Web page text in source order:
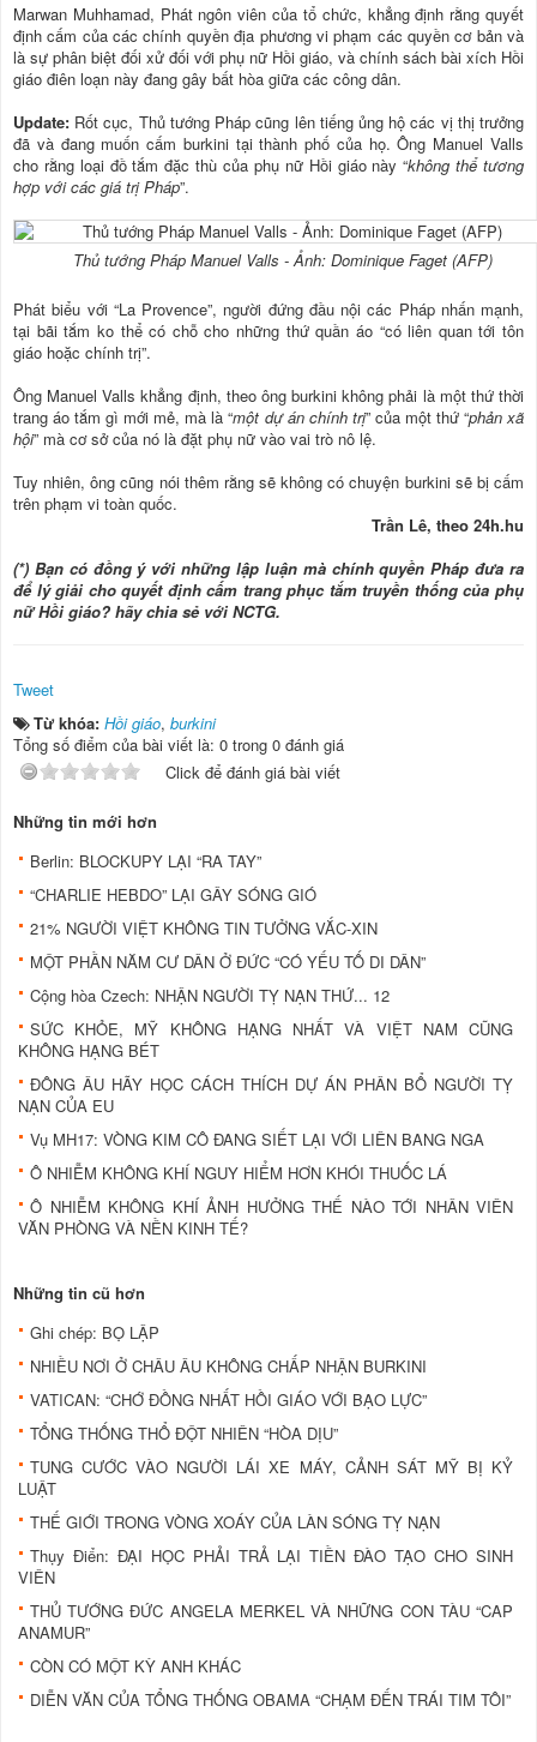
Marwan Muhhamad, Phát ngôn viên của tổ chức, khẳng định rằng quyết
định cấm của các chính quyền địa phương vi phạm các quyền cơ bản và
là sự phân biệt đối xử đối với phụ nữ Hồi giáo, và chính sách bài xích Hồi
giáo điên loạn này đang gây bất hòa giữa các công dân.
Update: Rốt cục, Thủ tướng Pháp cũng lên tiếng ủng hộ các vị thị trưởng
đã và đang muốn cấm burkini tại thành phố của họ. Ông Manuel Valls
cho rằng loại đồ tắm đặc thù của phụ nữ Hồi giáo này “không thể tương
hợp với các giá trị Pháp”.
Thủ tướng Pháp Manuel Valls - Ảnh: Dominique Faget (AFP)
Phát biểu với “La Provence”, người đứng đầu nội các Pháp nhấn mạnh,
tại bãi tắm ko thể có chỗ cho những thứ quần áo “có liên quan tới tôn
giáo hoặc chính trị”.
Ông Manuel Valls khẳng định, theo ông burkini không phải là một thứ thời
trang áo tắm gì mới mẻ, mà là “một dự án chính trị” của một thứ “phản xã
hội” mà cơ sở của nó là đặt phụ nữ vào vai trò nô lệ.
Tuy nhiên, ông cũng nói thêm rằng sẽ không có chuyện burkini sẽ bị cấm
trên phạm vi toàn quốc.
Trần Lê, theo 24h.hu
(*) Bạn có đồng ý với những lập luận mà chính quyền Pháp đưa ra
để lý giải cho quyết định cấm trang phục tắm truyền thống của phụ
nữ Hồi giáo? hãy chia sẻ với NCTG.
Tweet
Từ khóa: Hồi giáo, burkini
Tổng số điểm của bài viết là: 0 trong 0 đánh giá
Click để đánh giá bài viết
Những tin mới hơn
Berlin: BLOCKUPY LẠI “RA TAY”
“CHARLIE HEBDO” LẠI GÂY SÓNG GIÓ
21% NGƯỜI VIỆT KHÔNG TIN TƯỞNG VẮC-XIN
MỘT PHẦN NĂM CƯ DÂN Ở ĐỨC “CÓ YẾU TỐ DI DÂN”
Cộng hòa Czech: NHẬN NGƯỜI TỴ NẠN THỨ... 12
SỨC KHỎE, MỸ KHÔNG HẠNG NHẤT VÀ VIỆT NAM CŨNG
KHÔNG HẠNG BÉT
ĐÔNG ÂU HÃY HỌC CÁCH THÍCH DỰ ÁN PHÂN BỔ NGƯỜI TỴ
NẠN CỦA EU
Vụ MH17: VÒNG KIM CÔ ĐANG SIẾT LẠI VỚI LIÊN BANG NGA
Ô NHIỄM KHÔNG KHÍ NGUY HIỂM HƠN KHÓI THUỐC LÁ
Ô NHIỄM KHÔNG KHÍ ẢNH HƯỞNG THẾ NÀO TỚI NHÂN VIÊN
VĂN PHÒNG VÀ NỀN KINH TẾ?
Những tin cũ hơn
Ghi chép: BỌ LẬP
NHIỀU NƠI Ở CHÂU ÂU KHÔNG CHẤP NHẬN BURKINI
VATICAN: “CHỚ ĐỒNG NHẤT HỒI GIÁO VỚI BẠO LỰC”
TỔNG THỐNG THỔ ĐỘT NHIÊN “HÒA DỊU”
TUNG CƯỚC VÀO NGƯỜI LÁI XE MÁY, CẢNH SÁT MỸ BỊ KỶ
LUẬT
THẾ GIỚI TRONG VÒNG XOÁY CỦA LÀN SÓNG TỴ NẠN
Thụy Điển: ĐẠI HỌC PHẢI TRẢ LẠI TIỀN ĐÀO TẠO CHO SINH
VIÊN
THỦ TƯỚNG ĐỨC ANGELA MERKEL VÀ NHỮNG CON TÀU “CAP
ANAMUR”
CÒN CÓ MỘT KỲ ANH KHÁC
DIỄN VĂN CỦA TỔNG THỐNG OBAMA “CHẠM ĐẾN TRÁI TIM TÔI”